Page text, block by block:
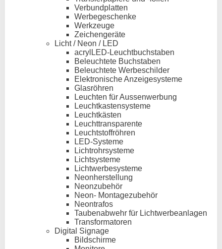
Verbundplatten
Werbegeschenke
Werkzeuge
Zeichengeräte
Licht / Neon / LED
acrylLED-Leuchtbuchstaben
Beleuchtete Buchstaben
Beleuchtete Werbeschilder
Elektronische Anzeigesysteme
Glasröhren
Leuchten für Aussenwerbung
Leuchtkastensysteme
Leuchtkästen
Leuchttransparente
Leuchtstoffröhren
LED-Systeme
Lichtrohrsysteme
Lichtsysteme
Lichtwerbesysteme
Neonherstellung
Neonzubehör
Neon- Montagezubehör
Neontrafos
Taubenabwehr für Lichtwerbeanlagen
Transformatoren
Digital Signage
Bildschirme